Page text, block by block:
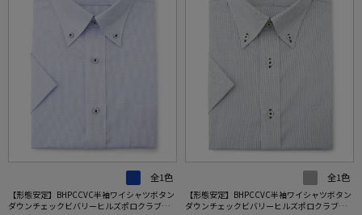
全1色
【形態安定】BHPCCVC半袖ワイシャツボタン
ダウンチェックビバリーヒルズポロクラブ春
全1色
【形態安定】BHPCCVC半袖ワイシャツボタン
ダウンチェックビバリーヒルズポロクラブ春